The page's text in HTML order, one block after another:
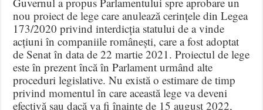
nou proiect de lege care anulează cerințele din Legea
173/2020 privind interdicția statului de a vinde
acțiuni în companiile românești, care a fost adoptat
de Senat în data de 22 martie 2021. Proiectul de lege
este în prezent încă în Parlament urmând alte
proceduri legislative. Nu există o estimare de timp
privind momentul în care această lege va deveni
efectivă sau dacă va fi înainte de 15 august 2022,